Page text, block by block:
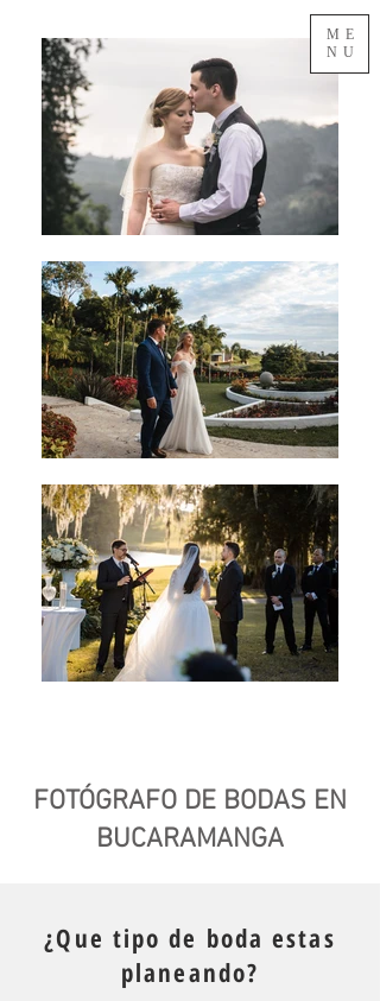
ME
NU
FOTÓGRAFO DE BODAS EN
BUCARAMANGA
¿Que tipo de boda estas
planeando?